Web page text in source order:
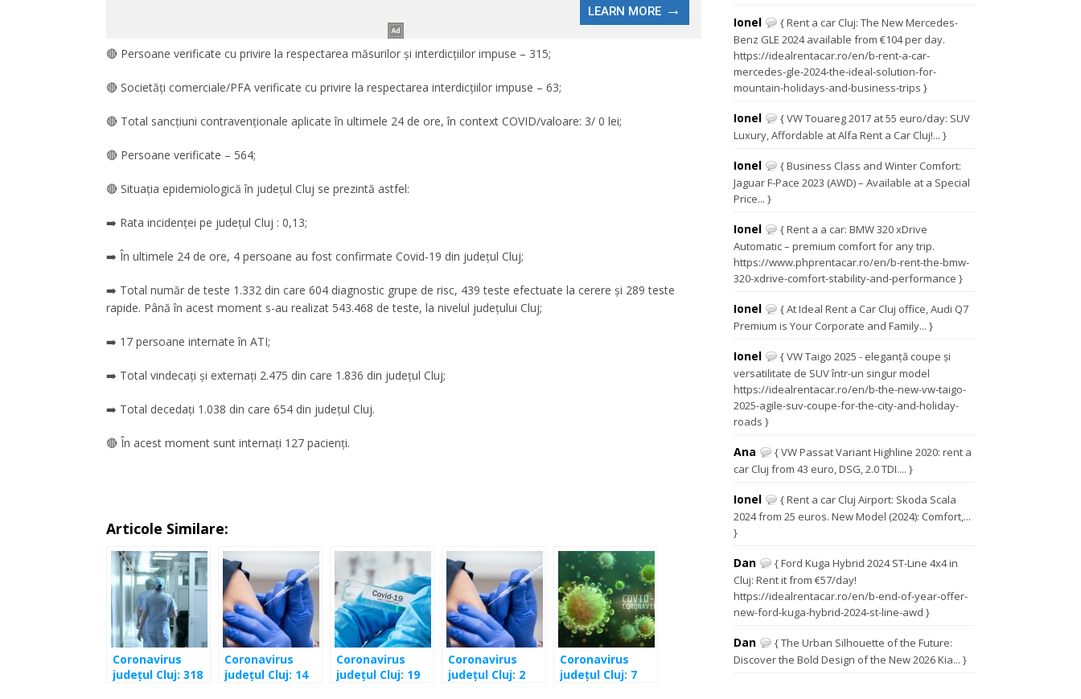
🔴 Persoane verificate cu privire la respectarea măsurilor și interdicțiilor impuse – 315;
🔴 Societăți comerciale/PFA verificate cu privire la respectarea interdicțiilor impuse – 63;
🔴 Total sancțiuni contravenționale aplicate în ultimele 24 de ore, în context COVID/valoare: 3/ 0 lei;
🔴 Persoane verificate – 564;
🔴 Situația epidemiologică în județul Cluj se prezintă astfel:
➡️ Rata incidenței pe județul Cluj : 0,13;
➡️ În ultimele 24 de ore, 4 persoane au fost confirmate Covid-19 din județul Cluj;
➡️ Total număr de teste 1.332 din care 604 diagnostic grupe de risc, 439 teste efectuate la cerere și 289 teste
rapide. Până în acest moment s-au realizat 543.468 de teste, la nivelul județului Cluj;
➡️ 17 persoane internate în ATI;
➡️ Total vindecați și externați 2.475 din care 1.836 din județul Cluj;
➡️ Total decedați 1.038 din care 654 din județul Cluj.
🔴 În acest moment sunt internați 127 pacienți.
Articole Similare:
Coronavirus
județul Cluj: 318
Coronavirus
județul Cluj: 14
Coronavirus
județul Cluj: 19
Coronavirus
județul Cluj: 2
Coronavirus
județul Cluj: 7
Ionel
{ Rent a car Cluj: The New Mercedes-
Benz GLE 2024 available from €104 per day.
https://idealrentacar.ro/en/b-rent-a-car-
mercedes-gle-2024-the-ideal-solution-for-
mountain-holidays-and-business-trips }
Ionel
{ VW Touareg 2017 at 55 euro/day: SUV
Luxury, Affordable at Alfa Rent a Car Cluj!... }
Ionel
{ Business Class and Winter Comfort:
Jaguar F-Pace 2023 (AWD) – Available at a Special
Price... }
Ionel
{ Rent a a car: BMW 320 xDrive
Automatic – premium comfort for any trip.
https://www.phprentacar.ro/en/b-rent-the-bmw-
320-xdrive-comfort-stability-and-performance }
Ionel
{ At Ideal Rent a Car Cluj office, Audi Q7
Premium is Your Corporate and Family... }
Ionel
{ VW Taigo 2025 - eleganță coupe și
versatilitate de SUV într-un singur model
https://idealrentacar.ro/en/b-the-new-vw-taigo-
2025-agile-suv-coupe-for-the-city-and-holiday-
roads }
Ana
{ VW Passat Variant Highline 2020: rent a
car Cluj from 43 euro, DSG, 2.0 TDI.... }
Ionel
{ Rent a car Cluj Airport: Skoda Scala
2024 from 25 euros. New Model (2024): Comfort,...
}
Dan
{ Ford Kuga Hybrid 2024 ST-Line 4x4 in
Cluj: Rent it from €57/day!
https://idealrentacar.ro/en/b-end-of-year-offer-
new-ford-kuga-hybrid-2024-st-line-awd }
Dan
{ The Urban Silhouette of the Future:
Discover the Bold Design of the New 2026 Kia... }